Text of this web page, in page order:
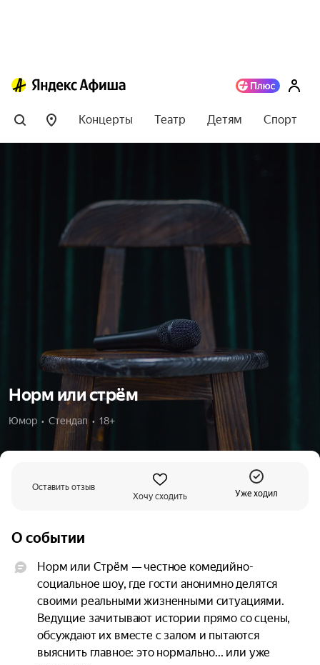
Концерты Театр Детям Спорт
Норм или стрём
Юмор  •  Стендап  •  18+
Оставить отзыв
Хочу сходить
Уже ходил
О событии
Норм или Стрём — честное комедийно-
социальное шоу, где гости анонимно делятся
своими реальными жизненными ситуациями.
Ведущие зачитывают истории прямо со сцены,
обсуждают их вместе с залом и пытаются
выяснить главное: это нормально... или уже